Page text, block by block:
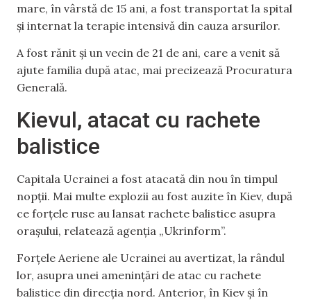
mare, în vârstă de 15 ani, a fost transportat la spital
și internat la terapie intensivă din cauza arsurilor.
A fost rănit și un vecin de 21 de ani, care a venit să
ajute familia după atac, mai precizează Procuratura
Generală.
Kievul, atacat cu rachete
balistice
Capitala Ucrainei a fost atacată din nou în timpul
nopții. Mai multe explozii au fost auzite în Kiev, după
ce forțele ruse au lansat rachete balistice asupra
orașului, relatează agenția „Ukrinform”.
Forțele Aeriene ale Ucrainei au avertizat, la rândul
lor, asupra unei amenințări de atac cu rachete
balistice din direcția nord. Anterior, în Kiev și în